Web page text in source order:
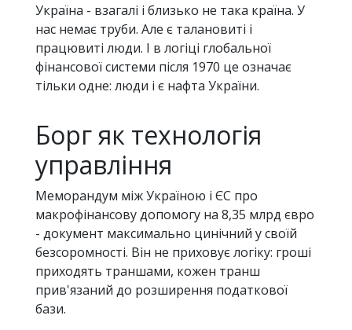
Україна - взагалі і близько не така країна. У
нас немає труби. Але є талановиті і
працювиті люди. І в логіці глобальної
фінансової системи після 1970 це означає
тільки одне: люди і є нафта України.
Борг як технологія
управління
Меморандум між Україною і ЄС про
макрофінансову допомогу на 8,35 млрд євро
- документ максимально цинічний у своїй
безсоромності. Він не приховує логіку: гроші
приходять траншами, кожен транш
прив'язаний до розширення податкової
бази.